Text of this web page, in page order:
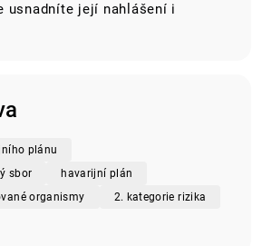
usnadníte její nahlášení i
plánu
sbor
havarijní plán
organismy
2. kategorie rizika